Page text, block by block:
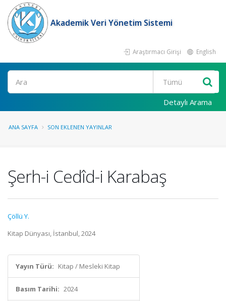
Akademik Veri Yönetim Sistemi
Araştırmacı Girişi English
Ara
Detaylı Arama
ANA SAYFA SON EKLENEN YAYINLAR
Şerh-i Cedîd-i Karabaş
Çöllü Y.
Kitap Dünyası, İstanbul, 2024
Yayın Türü: Kitap / Mesleki Kitap
Basım Tarihi: 2024